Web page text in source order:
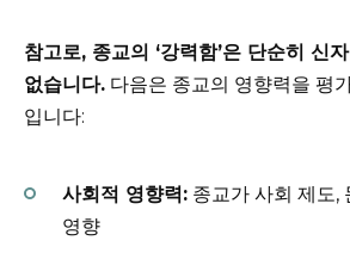
참고로, 종교의 ‘강력함’은 단순히 신
없습니다. 다음은 종교의 영향력을 평
입니다:
사회적 영향력: 종교가 사회 제도,
영향